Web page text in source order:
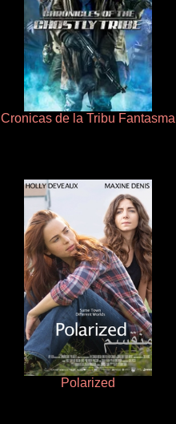
Cronicas de la Tribu Fantasma
Polarized